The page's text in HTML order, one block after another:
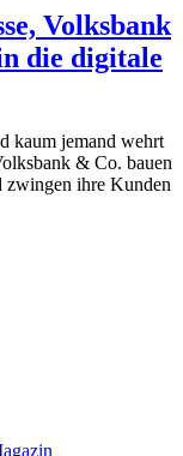
Volksbank
die digitale
kaum jemand wehrt
& Co. bauen
zwingen ihre Kunden